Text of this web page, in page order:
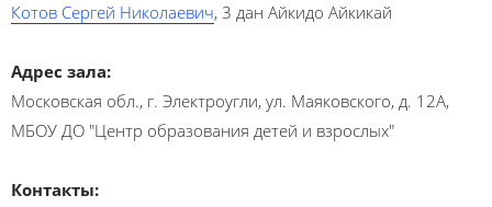
Котов Сергей Николаевич, 3 дан Айкидо Айкикай
Адрес зала:
Московская обл., г. Электроугли, ул. Маяковского, д. 12А,
МБОУ ДО "Центр образования детей и взрослых"
Контакты: